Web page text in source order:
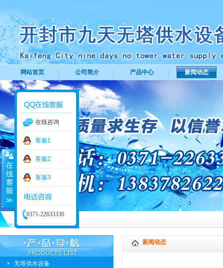
网站首页 公司简介 产品中心 新闻动态
无塔供水设备
新闻动态
在线咨询
客服1
客服2
客服3
0371-22633330